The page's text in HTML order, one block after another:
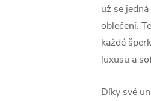
už se
oblečení.
každé
luxusu a
Díky své